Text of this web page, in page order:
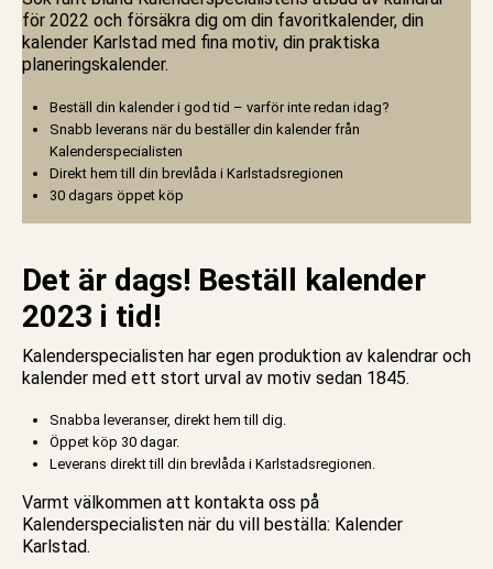
för 2022 och försäkra dig om din favoritkalender, din
kalender Karlstad med fina motiv, din praktiska
planeringskalender.
Beställ din kalender i god tid – varför inte redan idag?
Snabb leverans när du beställer din kalender från
Kalenderspecialisten
Direkt hem till din brevlåda i Karlstadsregionen
30 dagars öppet köp
Det är dags! Beställ kalender
2023 i tid!
Kalenderspecialisten har egen produktion av kalendrar och
kalender med ett stort urval av motiv sedan 1845.
Snabba leveranser, direkt hem till dig.
Öppet köp 30 dagar.
Leverans direkt till din brevlåda i Karlstadsregionen.
Varmt välkommen att kontakta oss på
Kalenderspecialisten när du vill beställa: Kalender
Karlstad.